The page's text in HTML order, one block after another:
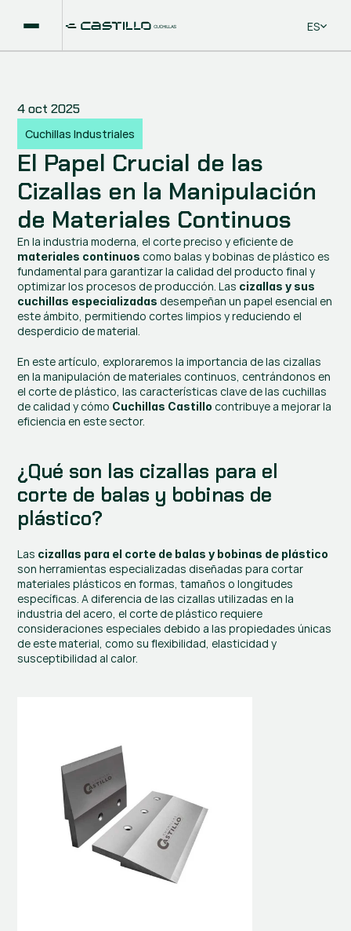
Select
ES
4 oct 2025
Cuchillas Industriales
El Papel Crucial de las
Cizallas en la Manipulación
de Materiales Continuos
materiales continuos como balas y bobinas de plástico es
fundamental para garantizar la calidad del producto final y
optimizar los procesos de producción. Las cizallas y sus
cuchillas especializadas desempeñan un papel esencial en
este ámbito, permitiendo cortes limpios y reduciendo el
desperdicio de material.
En este artículo, exploraremos la importancia de las cizallas
en la manipulación de materiales continuos, centrándonos en
el corte de plástico, las características clave de las cuchillas
de calidad y cómo Cuchillas Castillo contribuye a mejorar la
eficiencia en este sector.
¿Qué son las cizallas para el
corte de balas y bobinas de
plástico?
Las cizallas para el corte de balas y bobinas de plástico
son herramientas especializadas diseñadas para cortar
materiales plásticos en formas, tamaños o longitudes
específicas. A diferencia de las cizallas utilizadas en la
industria del acero, el corte de plástico requiere
consideraciones especiales debido a las propiedades únicas
de este material, como su flexibilidad, elasticidad y
susceptibilidad al calor.